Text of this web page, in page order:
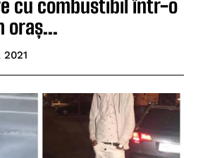
cu combustibil într-o
oraș...